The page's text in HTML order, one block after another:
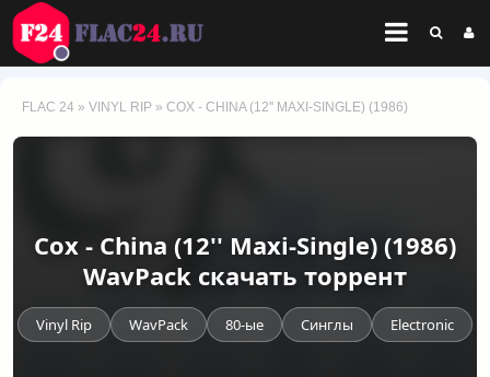
FLAC 24 » VINYL RIP » COX - CHINA (12'' MAXI-SINGLE) (1986)
Cox - China (12'' Maxi-Single) (1986)
WavPack скачать торрент
Vinyl Rip WavPack 80-ые Синглы Electronic